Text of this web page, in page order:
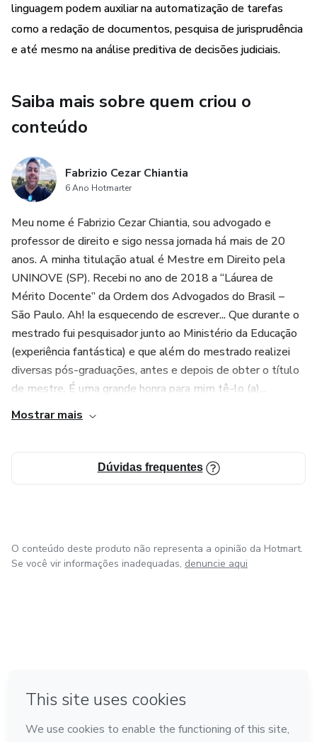
Atualizações Constantes: Mantenha-se informado sobre
as atualizações e melhorias na tecnologia da ChatGPT que
Ideal para quem deseja estar na vanguarda do Direito, este
livro é uma ferramenta essencial que une a tradição jurídica
com a inovação tecnológica. Não fique para trás na
revolução digital que está remodelando o Direito. Adquira
já o seu exemplar de "ChatGPT para operadores do
direito" e seja um pioneiro na aplicação da inteligência
Garanta o seu livro hoje e seja um profissional jurídico do
futuro!
linguagem podem auxiliar na automatização de tarefas
como a redação de documentos, pesquisa de jurisprudência
e até mesmo na análise preditiva de decisões judiciais.
Saiba mais sobre quem criou o
conteúdo
Fabrizio Cezar Chiantia
6 Ano Hotmarter
Meu nome é Fabrizio Cezar Chiantia, sou advogado e
professor de direito e sigo nessa jornada há mais de 20
anos. A minha titulação atual é Mestre em Direito pela
UNINOVE (SP). Recebi no ano de 2018 a “Láurea de
Mérito Docente” da Ordem dos Advogados do Brasil –
São Paulo. Ah! Ia esquecendo de escrever... Que durante o
mestrado fui pesquisador junto ao Ministério da Educação
(experiência fantástica) e que além do mestrado realizei
diversas pós-graduações, antes e depois de obter o título
de mestre. É uma grande honra para mim tê-lo (a)...
Mostrar mais
Dúvidas frequentes
O conteúdo deste produto não representa a opinião da Hotmart.
Se você vir informações inadequadas, denuncie aqui
Feito com ❤ em Bogotá